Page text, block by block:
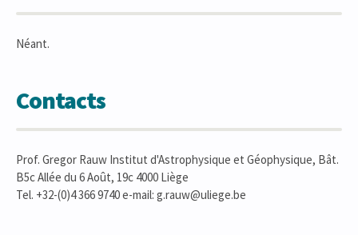
Néant.
Contacts
Prof. Gregor Rauw Institut d'Astrophysique et Géophysique, Bât.
B5c Allée du 6 Août, 19c 4000 Liège
Tel. +32-(0)4 366 9740 e-mail: g.rauw@uliege.be